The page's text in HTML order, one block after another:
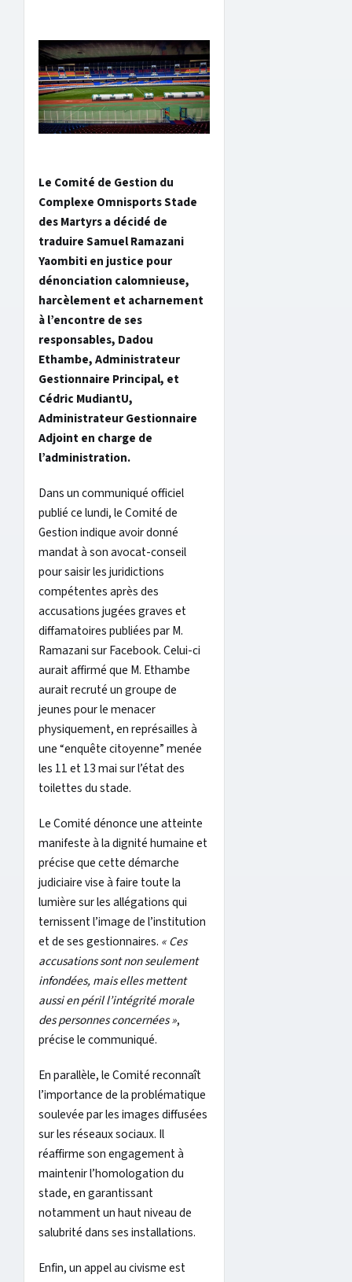
Le Comité de Gestion du
Complexe Omnisports Stade
des Martyrs a décidé de
traduire Samuel Ramazani
Yaombiti en justice pour
dénonciation calomnieuse,
harcèlement et acharnement
à l’encontre de ses
responsables, Dadou
Ethambe, Administrateur
Gestionnaire Principal, et
Cédric MudiantU,
Administrateur Gestionnaire
Adjoint en charge de
l’administration.
Dans un communiqué officiel
publié ce lundi, le Comité de
Gestion indique avoir donné
mandat à son avocat-conseil
pour saisir les juridictions
compétentes après des
accusations jugées graves et
diffamatoires publiées par M.
Ramazani sur Facebook. Celui-ci
aurait affirmé que M. Ethambe
aurait recruté un groupe de
jeunes pour le menacer
physiquement, en représailles à
une “enquête citoyenne” menée
les 11 et 13 mai sur l’état des
toilettes du stade.
Le Comité dénonce une atteinte
manifeste à la dignité humaine et
précise que cette démarche
judiciaire vise à faire toute la
lumière sur les allégations qui
ternissent l’image de l’institution
et de ses gestionnaires. « Ces
accusations sont non seulement
infondées, mais elles mettent
aussi en péril l’intégrité morale
des personnes concernées »,
précise le communiqué.
En parallèle, le Comité reconnaît
l’importance de la problématique
soulevée par les images diffusées
sur les réseaux sociaux. Il
réaffirme son engagement à
maintenir l’homologation du
stade, en garantissant
notamment un haut niveau de
salubrité dans ses installations.
Enfin, un appel au civisme est